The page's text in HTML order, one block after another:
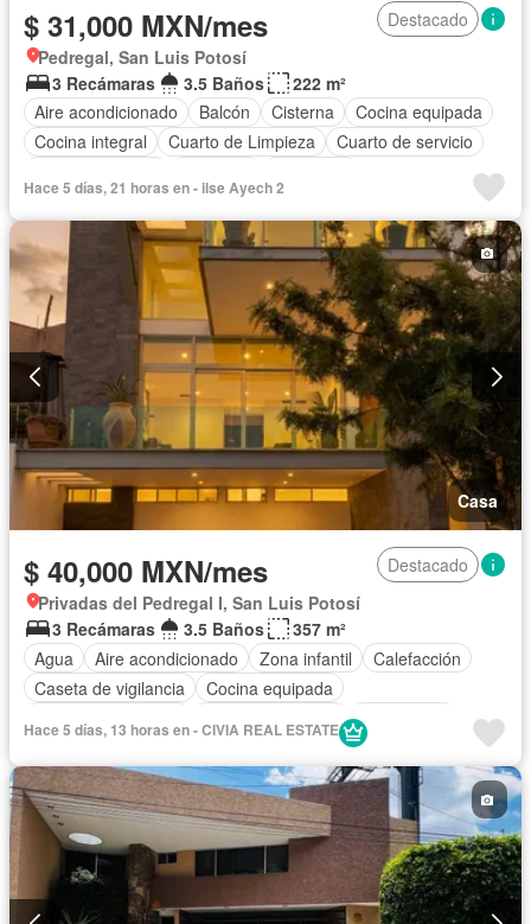
$ 31,000 MXN/mes
Destacado
Pedregal, San Luis Potosí
3 Recámaras
3.5 Baños
222 m²
Aire acondicionado
Balcón Cisterna
Cocina equipada
Cocina integral
Cuarto de Limpieza
Cuarto de servicio
Recámara con closet
Sala polivalente
Completamente amueblado
Hace 5 días, 21 horas en - ilse Ayech 2
Casa
$ 40,000 MXN/mes
Destacado
Privadas del Pedregal I, San Luis Potosí
3 Recámaras
3.5 Baños
357 m²
Agua
Aire acondicionado Zona infantil
Calefacción
Caseta de vigilancia
Cocina equipada
Electricidad
Internet
Recámara con closet
Seguridad
Terraza
Vista panorámica
Wifi Zonas verdes Sin amueblar
Hace 5 días, 13 horas en - CIVIA REAL ESTATE